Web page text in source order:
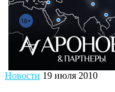
Новости 19 июля 2010